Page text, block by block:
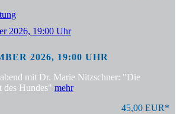
2026, 19:00 UHR
mit Dr. Marie Nitzschner: "Die
des Hundes" mehr
45,00 EUR*